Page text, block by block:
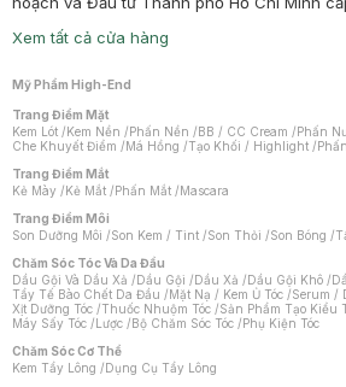
Xem tất cả cửa hàng
Mỹ Phẩm High-End
Trang Điểm Mặt
Kem Lót /Kem Nền /Phấn Nền /BB / CC Cream /Phấn
Che Khuyết Điểm /Má Hồng /Tạo Khối / Highlight /
Trang Điểm Mắt
Kẻ Mày /Kẻ Mắt /Phấn Mắt /Mascara
Trang Điểm Môi
Son Dưỡng Môi /Son Kem / Tint /Son Thỏi /Son Bóng /
Chăm Sóc Tóc Và Da Đầu
Dầu Gội Và Dầu Xả /Dầu Gội /Dầu Xả /Dầu Gội Khô /
Tẩy Tế Bào Chết Da Đầu /Mặt Nạ / Kem Ủ Tóc /Serum /
Xịt Dưỡng Tóc /Thuốc Nhuộm Tóc /Sản Phẩm Tạo Kiểu
Máy Sấy Tóc /Lược /Bộ Chăm Sóc Tóc /Phụ Kiện Tóc
Chăm Sóc Cơ Thể
Kem Tẩy Lông /Dụng Cụ Tẩy Lông